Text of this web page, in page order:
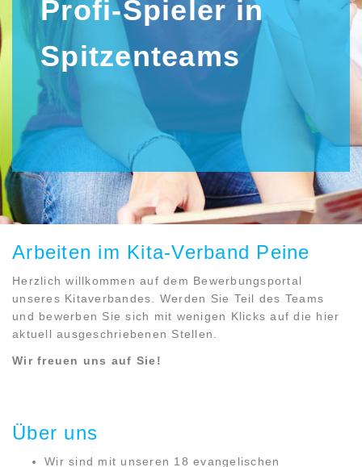
Profi-Spieler in
Spitzenteams
Arbeiten im Kita-Verband Peine
Herzlich willkommen auf dem Bewerbungsportal
unseres Kitaverbandes. Werden Sie Teil des Teams
und bewerben Sie sich mit wenigen Klicks auf die hier
aktuell ausgeschriebenen Stellen.
Wir freuen uns auf Sie!
Über uns
Wir sind mit unseren 18 evangelischen